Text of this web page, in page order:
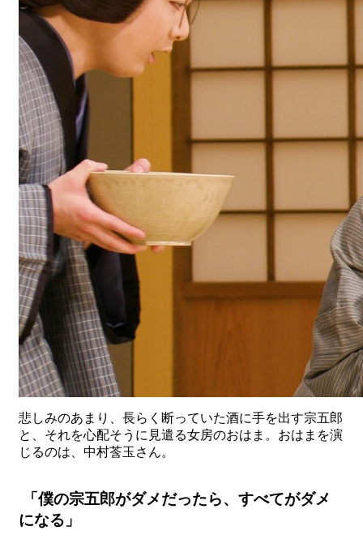
悲しみのあまり、長らく断っていた酒に手を出す宗五郎
と、それを心配そうに見遣る女房のおはま。おはまを演
じるのは、中村莟玉さん。
「僕の宗五郎がダメだったら、すべてがダメ
になる」